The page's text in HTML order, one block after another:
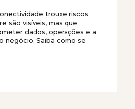
trouxe riscos
são visíveis, mas que
dados, operações e a
negócio. Saiba como se